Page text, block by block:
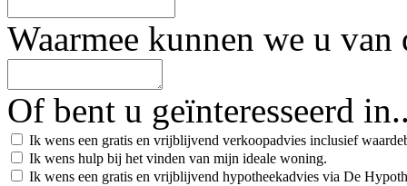
Waarmee kunnen we u
Of bent u geïnteresseerd
Ik wens een gratis en vrijblijvend verkoopadvies inclusief
Ik wens hulp bij het vinden van mijn ideale woning.
Ik wens een gratis en vrijblijvend hypotheekadvies via De